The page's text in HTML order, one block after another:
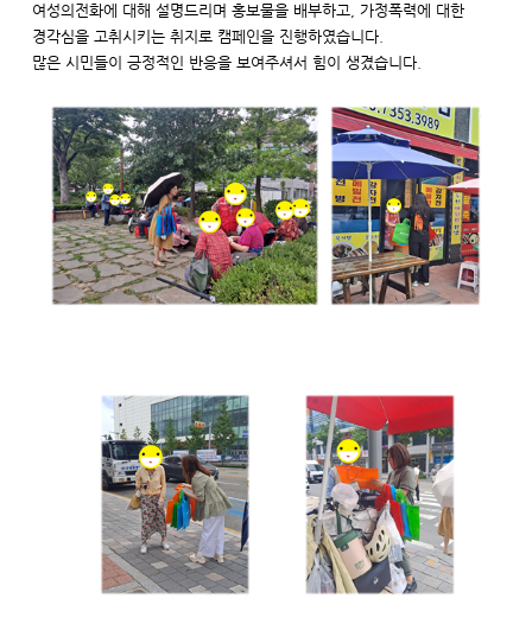
여성의전화에 대해 설명드리며 홍보물을 배부하고, 가정폭력에 대한
경각심을 고취시키는 취지로 캠페인을 진행하였습니다.
많은 시민들이 긍정적인 반응을 보여주셔서 힘이 생겼습니다.